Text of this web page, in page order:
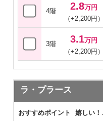
4階 2.8万円
（+2,200円）
3階 3.1万円
（+2,200円）
ラ・プラース
おすすめポイント 嬉しい！